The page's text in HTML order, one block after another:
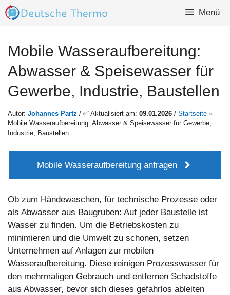
Zum
Inhalt
Menü
Mobile Wasseraufbereitung:
Abwasser & Speisewasser für
Gewerbe, Industrie, Baustellen
Autor: Johannes Partz / ✅ Aktualisiert am: 09.01.2026 / Startseite »
Mobile Wasseraufbereitung: Abwasser & Speisewasser für Gewerbe,
Industrie, Baustellen
Mobile Wasseraufbereitung anfragen
Ob zum Händewaschen, für technische Prozesse oder
als Abwasser aus Baugruben: Auf jeder Baustelle ist
Wasser zu finden. Um die Betriebskosten zu
minimieren und die Umwelt zu schonen, setzen
Unternehmen auf Anlagen zur mobilen
Wasseraufbereitung. Diese reinigen Prozesswasser für
den mehrmaligen Gebrauch und entfernen Schadstoffe
aus Abwasser, bevor sich dieses gefahrlos ableiten